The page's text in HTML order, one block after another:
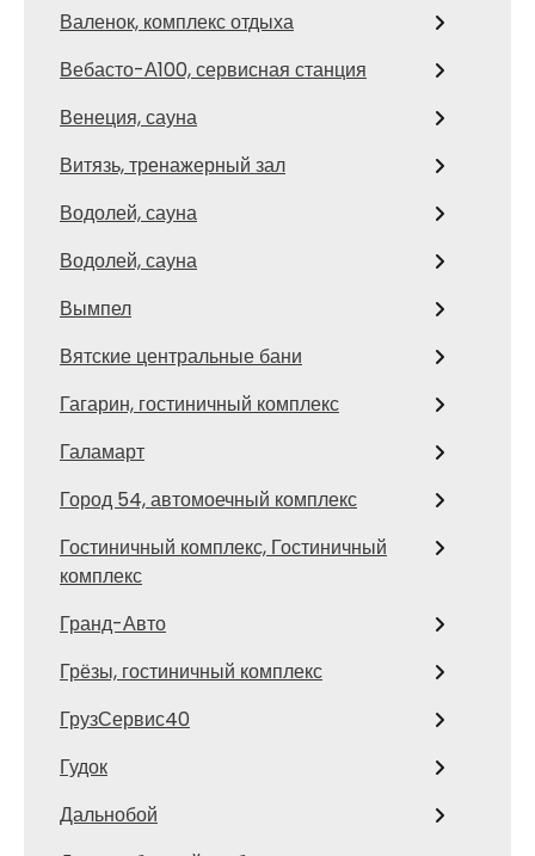
Валенок, комплекс отдыха
Вебасто-А100, сервисная станция
Венеция, сауна
Витязь, тренажерный зал
Водолей, сауна
Водолей, сауна
Вымпел
Вятские центральные бани
Гагарин, гостиничный комплекс
Галамарт
Город 54, автомоечный комплекс
Гостиничный комплекс, Гостиничный
комплекс
Гранд-Авто
Грёзы, гостиничный комплекс
ГрузСервис40
Гудок
Дальнобой